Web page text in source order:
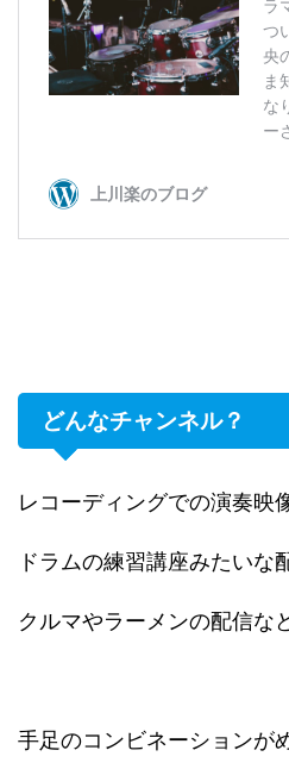
どんなチャンネル？
レコーディングでの演奏映
ドラムの練習講座みたいな
クルマやラーメンの配信な
手足のコンビネーションが